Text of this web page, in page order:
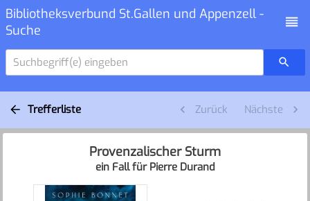
Bibliotheksverbund St.Gallen und Appenzell -
Suche
Suchbegriff(e) eingeben
Trefferliste Zurück Nächste
Provenzalischer Sturm
ein Fall für Pierre Durand